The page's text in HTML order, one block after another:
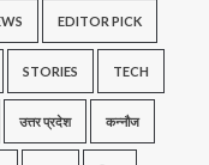
EDITOR PICK
STORIES TECH
उत्तर प्रदेश कन्नौज